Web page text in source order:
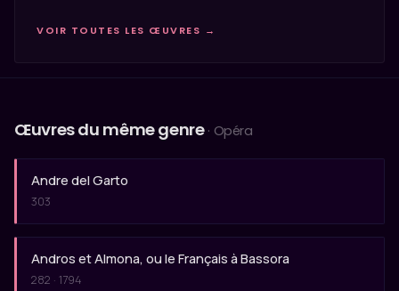
VOIR TOUTES LES ŒUVRES →
Œuvres du même genre · Opéra
Andre del Garto
303
Andros et Almona, ou le Français à Bassora
282 · 1794